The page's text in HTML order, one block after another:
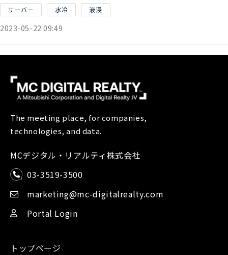
サーバー 水冷 液浸
2023-05-22 09:49
The meeting place, for companies,
technologies, and data.
MCデジタル・リアルティ株式会社
03-3519-3500
marketing@mc-digitalrealty.com
Portal Login
トップページ